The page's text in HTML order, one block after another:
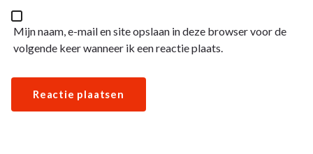
Mijn naam, e-mail en site opslaan in deze browser voor de
volgende keer wanneer ik een reactie plaats.